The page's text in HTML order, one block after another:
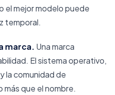
el mejor modelo puede
temporal.
marca. Una marca
El sistema operativo,
la comunidad de
que el nombre.